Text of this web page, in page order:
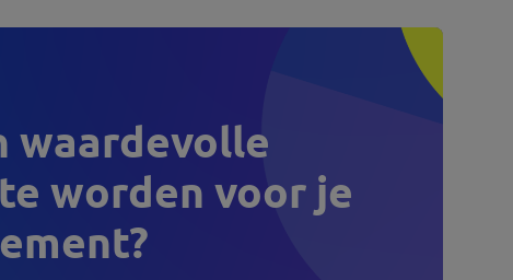
waardevolle
worden voor je